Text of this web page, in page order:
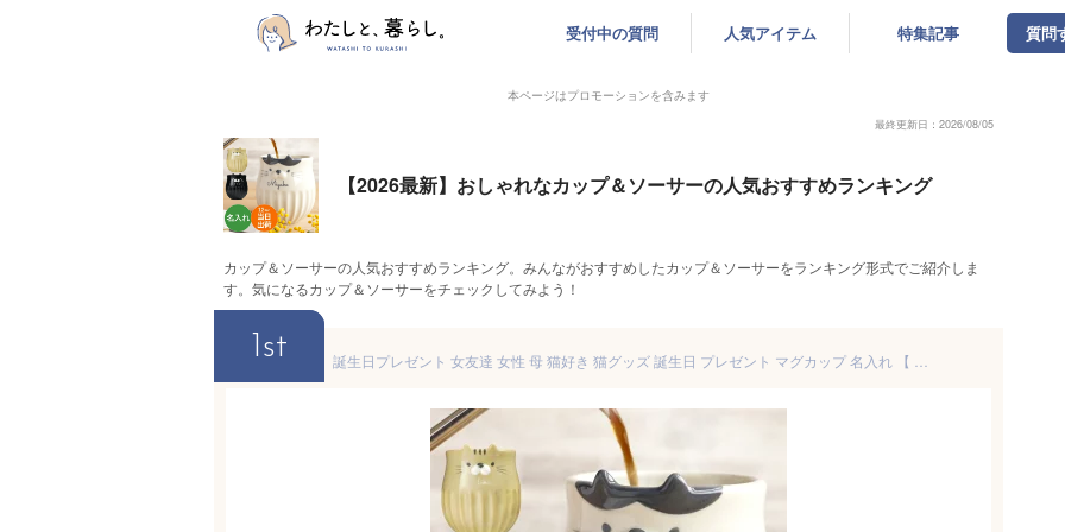
受付中の質問 人気アイテム 特集記事 質問
本ページはプロモーションを含みます
最終更新日：2026/08/05
【2026最新】おしゃれなカップ＆ソーサーの人気おすすめランキング
カップ＆ソーサーの人気おすすめランキング。みんながおすすめしたカップ＆ソーサーをランキング形式でご紹介しま
す。気になるカップ＆ソーサーをチェックしてみよう！
1st